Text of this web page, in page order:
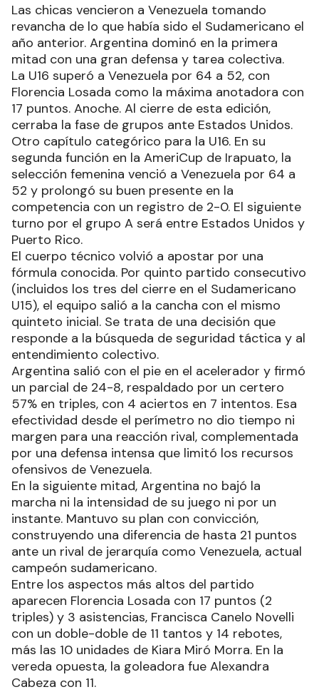
Las chicas vencieron a Venezuela tomando
revancha de lo que había sido el Sudamericano el
año anterior. Argentina dominó en la primera
mitad con una gran defensa y tarea colectiva.
La U16 superó a Venezuela por 64 a 52, con
Florencia Losada como la máxima anotadora con
17 puntos. Anoche. Al cierre de esta edición,
cerraba la fase de grupos ante Estados Unidos.
Otro capítulo categórico para la U16. En su
segunda función en la AmeriCup de Irapuato, la
selección femenina venció a Venezuela por 64 a
52 y prolongó su buen presente en la
competencia con un registro de 2-0. El siguiente
turno por el grupo A será entre Estados Unidos y
Puerto Rico.
El cuerpo técnico volvió a apostar por una
fórmula conocida. Por quinto partido consecutivo
(incluidos los tres del cierre en el Sudamericano
U15), el equipo salió a la cancha con el mismo
quinteto inicial. Se trata de una decisión que
responde a la búsqueda de seguridad táctica y al
entendimiento colectivo.
Argentina salió con el pie en el acelerador y firmó
un parcial de 24-8, respaldado por un certero
57% en triples, con 4 aciertos en 7 intentos. Esa
efectividad desde el perímetro no dio tiempo ni
margen para una reacción rival, complementada
por una defensa intensa que limitó los recursos
ofensivos de Venezuela.
En la siguiente mitad, Argentina no bajó la
marcha ni la intensidad de su juego ni por un
instante. Mantuvo su plan con convicción,
construyendo una diferencia de hasta 21 puntos
ante un rival de jerarquía como Venezuela, actual
campeón sudamericano.
Entre los aspectos más altos del partido
aparecen Florencia Losada con 17 puntos (2
triples) y 3 asistencias, Francisca Canelo Novelli
con un doble-doble de 11 tantos y 14 rebotes,
más las 10 unidades de Kiara Miró Morra. En la
vereda opuesta, la goleadora fue Alexandra
Cabeza con 11.